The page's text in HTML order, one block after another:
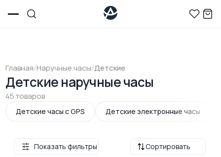
Главная/Наручные часы/Детские
Детские наручные часы
45 товаров
Детские часы с GPS Детские электронные часы
Сортировать
Показать фильтры